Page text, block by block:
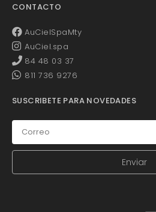
CONTACTO
AuCielSpaMty
AuCiel.spa
84 48 03 37
811 736 9276
SUSCRIBETE PARA NOVEDADES
Enviar